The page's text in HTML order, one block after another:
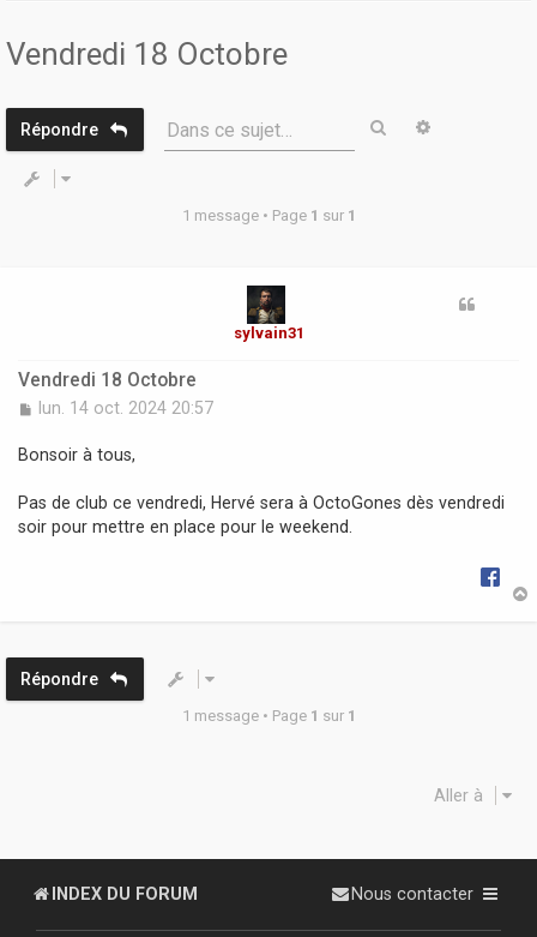
Vendredi 18 Octobre
Répondre Dans ce sujet… Rechercher
1 message • Page 1 sur 1
sylvain31
Vendredi 18 Octobre
M
s
g
e
lun. 14 oct. 2024 20:57
Bonsoir à tous,
Pas de club ce vendredi, Hervé sera à OctoGones dès vendredi
soir pour mettre en place pour le weekend.
Répondre
1 message • Page 1 sur 1
Aller à
INDEX DU FORUM Nous contacter